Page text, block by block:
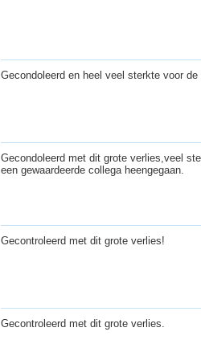
Gecondoleerd en heel veel sterkte voor
Gecondoleerd met dit grote verlies,veel
een gewaardeerde collega heengegaan.
Gecontroleerd met dit grote verlies!
Gecontroleerd met dit grote verlies.